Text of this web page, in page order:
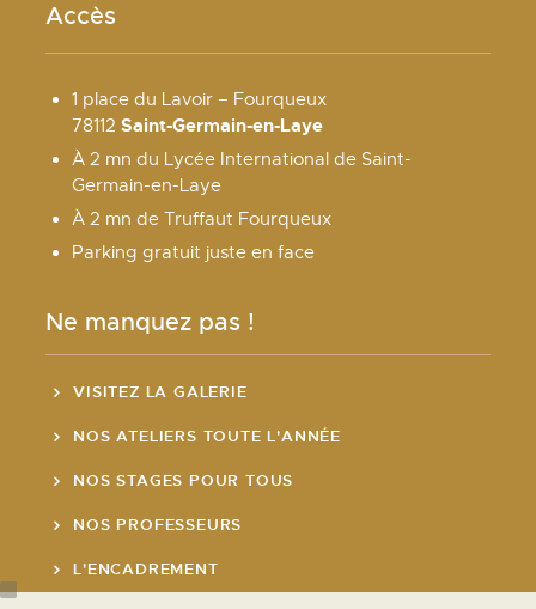
Accès
1 place du Lavoir – Fourqueux
78112Saint-Germain-en-Laye
À 2 mn du Lycée International de Saint-
Germain-en-Laye
À 2 mn de Truffaut Fourqueux
Parking gratuit juste en face
Ne manquez pas !
VISITEZ LA GALERIE
NOS ATELIERS TOUTE L'ANNÉE
NOS STAGES POUR TOUS
NOS PROFESSEURS
L'ENCADREMENT